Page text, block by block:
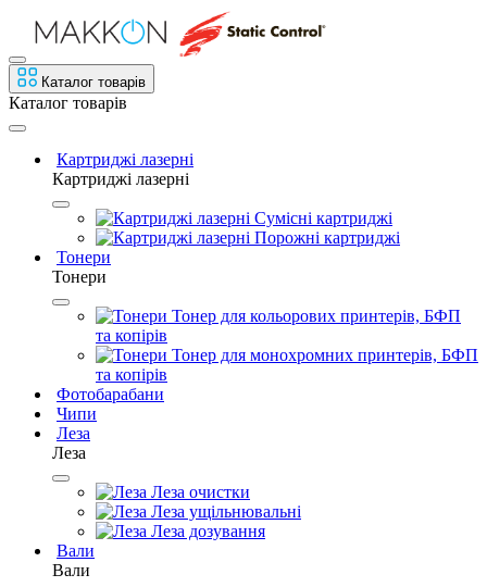
Каталог товарів
Каталог товарів
Картриджі лазерні
Картриджі лазерні
Сумісні картриджі
Порожні картриджі
Тонери
Тонери
Тонер для кольорових принтерів, БФП
та копірів
Тонер для монохромних принтерів, БФП
та копірів
Фотобарабани
Чипи
Леза
Леза
Леза очистки
Леза ущільнювальні
Леза дозування
Вали
Вали